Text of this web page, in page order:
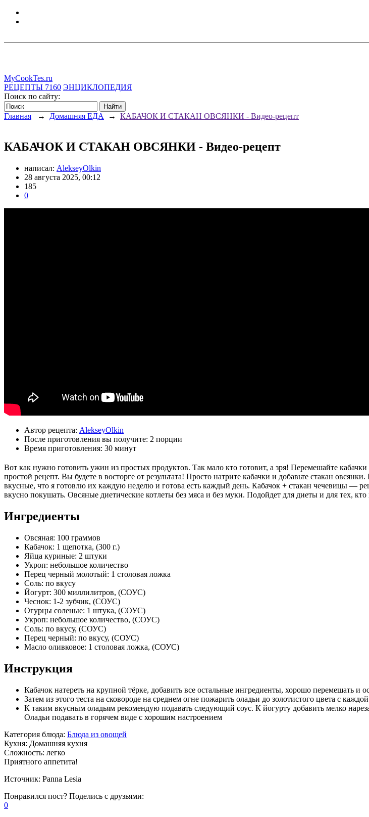
MyCookTes.ru
РЕЦЕПТЫ 7160 ЭНЦИКЛОПЕДИЯ
Поиск по сайту:
Главная → Домашняя ЕДА → КАБАЧОК И СТАКАН ОВСЯНКИ - Видео-рецепт
КАБАЧОК И СТАКАН ОВСЯНКИ - Видео-рецепт
написал: AlekseyOlkin
28 августа 2025, 00:12
185
0
Автор рецепта: AlekseyOlkin
После приготовления вы получите: 2 порции
Время приготовления: 30 минут
Вот как нужно готовить ужин из простых продуктов. Так мало кто готовит, а зря! Перемешайте
простой рецепт. Вы будете в восторге от результата! Просто натрите кабачки и добавьте стакан
вкусные, что я готовлю их каждую неделю и готова есть каждый день. Кабачок + стакан чечевицы —
вкусно покушать. Овсяные диетические котлеты без мяса и без муки. Подойдет для диеты и для тех, кто
Ингредиенты
Овсяная: 100 граммов
Кабачок: 1 щепотка, (300 г.)
Яйца куриные: 2 штуки
Укроп: небольшое количество
Перец черный молотый: 1 столовая ложка
Соль: по вкусу
Йогурт: 300 миллилитров, (СОУС)
Чеснок: 1-2 зубчик, (СОУС)
Огурцы соленые: 1 штука, (СОУС)
Укроп: небольшое количество, (СОУС)
Соль: по вкусу, (СОУС)
Перец черный: по вкусу, (СОУС)
Масло оливковое: 1 столовая ложка, (СОУС)
Инструкция
Кабачок натереть на крупной тёрке, добавить все остальные ингредиенты, хорошо перемешать и
Затем из этого теста на сковороде на среднем огне пожарить оладьи до золотистого цвета с
К таким вкусным оладьям рекомендую подавать следующий соус. К йогурту добавить мелко
Оладьи подавать в горячем виде с хорошим настроением
Категория блюда: Блюда из овощей
Кухня: Домашняя кухня
Сложность: легко
Приятного аппетита!
Источник: Panna Lesia
Понравился пост? Поделись с друзьями:
0